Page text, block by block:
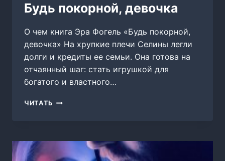
Будь покорной, девочка
О чем книга Эра Фогель «Будь покорной,
девочка» На хрупкие плечи Селины легли
долги и кредиты ее семьи. Она готова на
отчаянный шаг: стать игрушкой для
богатого и властного…
ЧИТАТЬ БУДЬ